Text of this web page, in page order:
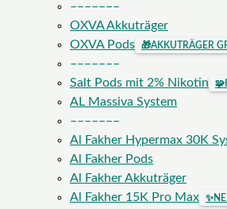
–––––––
OXVA Akkuträger
OXVA Pods
🎁AKKUTRÄGER
–––––––
Salt Pods mit 2% Nikotin
🧩
AL Massiva System
–––––––
Al Fakher Hypermax 30K
Al Fakher Pods
Al Fakher Akkuträger
Al Fakher 15K Pro Max
✨